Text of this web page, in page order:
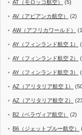
AT（モロッコ航空） (5)
AV（アビアンカ航空） (2)
AW（アフリカワールド）
AY（フィンランド航空 1）
AY（フィンランド航空 2）
AY（フィンランド航空 3）
AZ（アリタリア航空 1）
AZ（アリタリア航空 2）
B2（ベラヴィア航空） (2)
B6（ジェットブルー航空）